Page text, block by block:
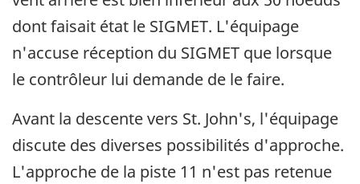
dont faisait état le SIGMET. L'équipage
n'accuse réception du SIGMET que lorsque
le contrôleur lui demande de le faire.
Avant la descente vers St. John's, l'équipage
discute des diverses possibilités d'approche.
L'approche de la piste 11 n'est pas retenue